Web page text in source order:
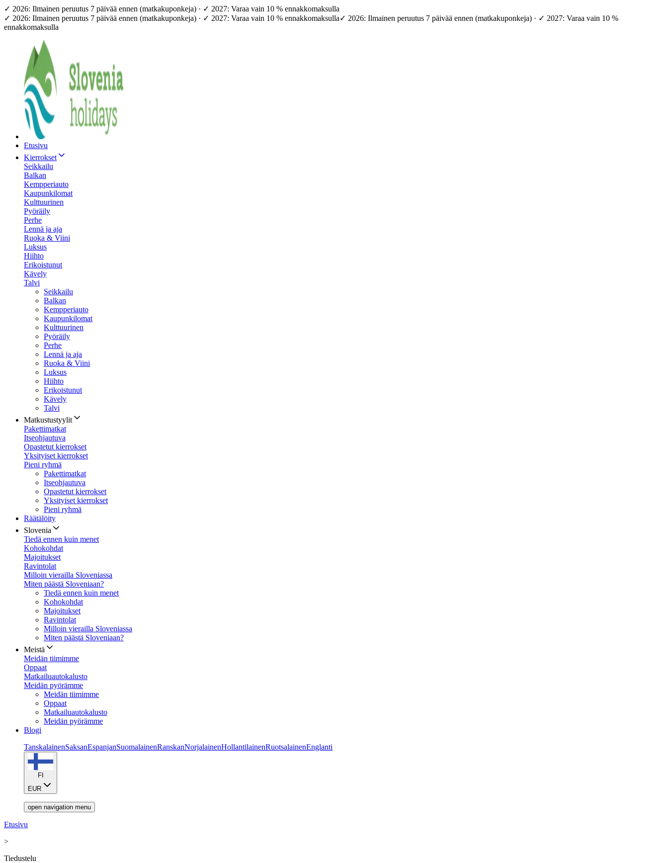
✓ 2026: Ilmainen peruutus 7 päivää ennen (matkakuponkeja) · ✓ 2027: Varaa vain 10 % ennakkomaksulla
✓ 2026: Ilmainen peruutus 7 päivää ennen (matkakuponkeja) · ✓ 2027: Varaa vain 10 % ennakkomaksulla✓ 2026: Ilmainen peruutus 7 päivää ennen (matkakuponkeja) · ✓ 2027: Varaa vain 10 %
ennakkomaksulla
Etusivu
Kierrokset
Seikkailu
Balkan
Kempperiauto
Kaupunkilomat
Kulttuurinen
Pyöräily
Perhe
Lennä ja aja
Ruoka & Viini
Luksus
Hiihto
Erikoistunut
Kävely
Talvi
Seikkailu
Balkan
Kempperiauto
Kaupunkilomat
Kulttuurinen
Pyöräily
Perhe
Lennä ja aja
Ruoka & Viini
Luksus
Hiihto
Erikoistunut
Kävely
Talvi
Matkustustyylit
Pakettimatkat
Itseohjautuva
Opastetut kierrokset
Yksityiset kierrokset
Pieni ryhmä
Pakettimatkat
Itseohjautuva
Opastetut kierrokset
Yksityiset kierrokset
Pieni ryhmä
Räätälöity
Slovenia
Tiedä ennen kuin menet
Kohokohdat
Majoitukset
Ravintolat
Milloin vierailla Sloveniassa
Miten päästä Sloveniaan?
Tiedä ennen kuin menet
Kohokohdat
Majoitukset
Ravintolat
Milloin vierailla Sloveniassa
Miten päästä Sloveniaan?
Meistä
Meidän tiimimme
Oppaat
Matkailuautokalusto
Meidän pyörämme
Meidän tiimimme
Oppaat
Matkailuautokalusto
Meidän pyörämme
Blogi
TanskalainenSaksanEspanjanSuomalainenRanskanNorjalainenHollantilainenRuotsalainenEnglanti
FI
EUR
open navigation menu
Etusivu
>
Tiedustelu